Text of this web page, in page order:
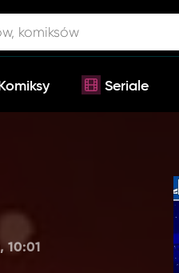
Komiksy Seriale
10:01